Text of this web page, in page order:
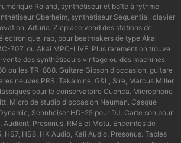
Roland, synthétiseur et boîte à rythme
Oberheim, synthétiseur Sequential, clavier
Arturia. Zicplace vend des stations de
rap, pour beatmakers de type Akai
707, ou Akai MPC-LIVE. Plus rarement on trouve
des synthétiseurs vintage ou des machines
ou les TR-808. Guitare Gibson d'occasion, guitare
neuves PRS, Takamine, G&L, Sire, Marcus Miller,
pour le conservatoire Cuenca. Microphone
Micro de studio d'occasion Neuman. Casque
Sennheiser HD-25 pour DJ. Carte son pour
Audient, Presonus, RME et Motu. Enceintes de
HS7, HS8, HK Audio, Kali Audio, Presonus. Tables